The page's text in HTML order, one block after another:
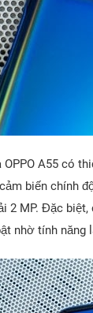
A55 có
biến chính
2 MP. Đặc
nhờ tính